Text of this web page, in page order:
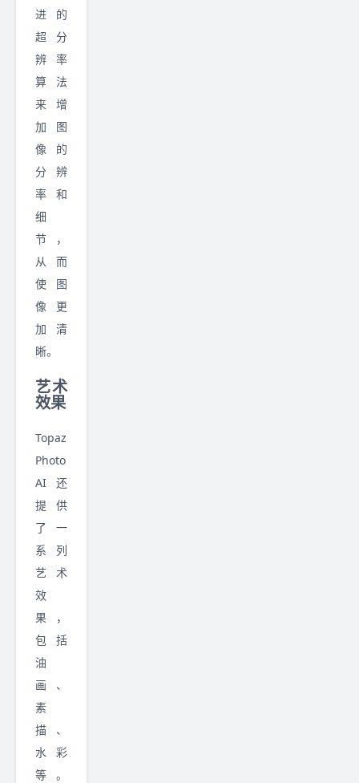
进的
超分
辨率
算法
来增
加图
像的
分辨
率和
细
节，
从而
使图
像更
加清
晰。
艺术
效果
Topaz
Photo
AI 还
提供
了一
系列
艺术
效
果，
包括
油
画、
素
描、
水彩
等。